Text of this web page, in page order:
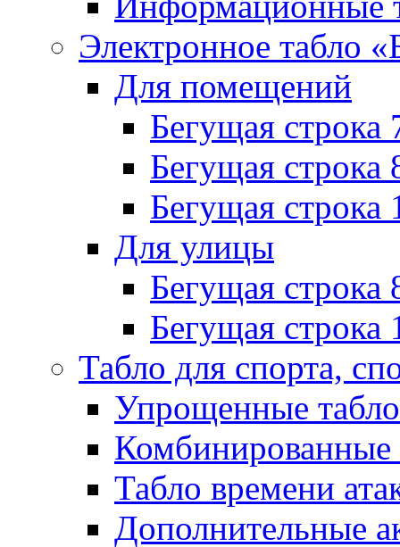
Электронное табло
Для помещений
Бегущая строка
Бегущая строка
Бегущая строка
Для улицы
Бегущая строка
Бегущая строка
Табло для спорта,
Упрощенные табло
Комбинированные
Табло времени
Дополнительные